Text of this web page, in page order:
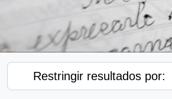
Restringir resultados por: